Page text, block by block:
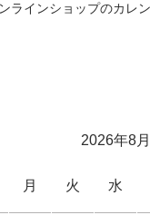
ラインショップのカレ
2026年8月
月 火 水